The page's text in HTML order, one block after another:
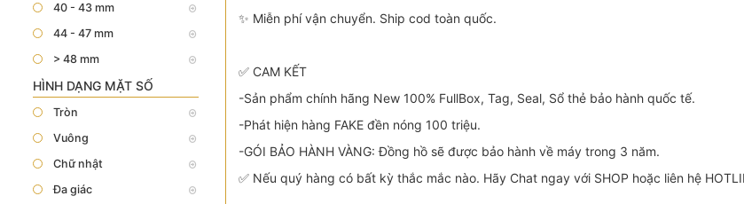
40 - 43 mm
44 - 47 mm
> 48 mm
HÌNH DẠNG MẶT SỐ
Tròn
Vuông
Chữ nhật
Đa giác
✨ Miễn phí vận chuyển. Ship cod toàn quốc.
✅ CAM KẾT
-Sản phẩm chính hãng New 100% FullBox, Tag, Seal, Sổ thẻ bảo hành quốc tế.
-Phát hiện hàng FAKE đền nóng 100 triệu.
-GÓI BẢO HÀNH VÀNG: Đồng hồ sẽ được bảo hành về máy trong 3 năm.
✅ Nếu quý hàng có bất kỳ thắc mắc nào. Hãy Chat ngay với SHOP hoặc liên hệ